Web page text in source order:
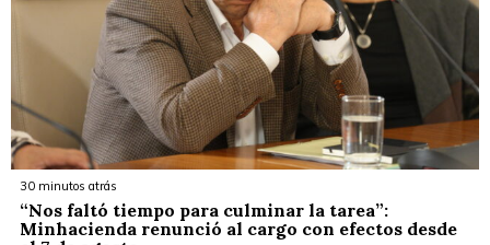
30 minutos atrás
“Nos faltó tiempo para culminar la tarea”:
Minhacienda renunció al cargo con efectos desde